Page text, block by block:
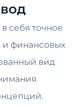
себя точное
и финансовых
вид